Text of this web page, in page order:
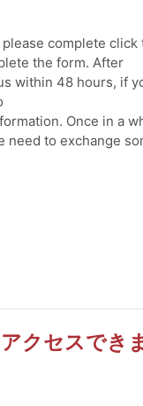
complete click
the form. After
within 48 hours, if
Once in a
need to exchange
クセスでき